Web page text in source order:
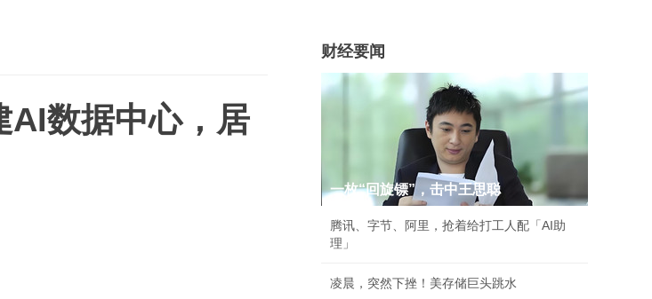
AI数据中心，居
财经要闻
一枚“回旋镖”，击中王思聪
腾讯、字节、阿里，抢着给打工人配「AI助
理」
凌晨，突然下挫！美存储巨头跳水